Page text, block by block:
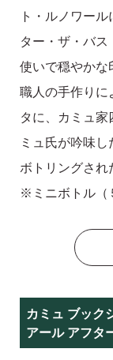
ト・ルノワー
ター・ザ・バ
使いで穏やかな
職人の手作りに
タに、カミュ
ミュ氏が吟味
ボトリングされ
※ミニボトル（
カミュ ブック
アール アフタ